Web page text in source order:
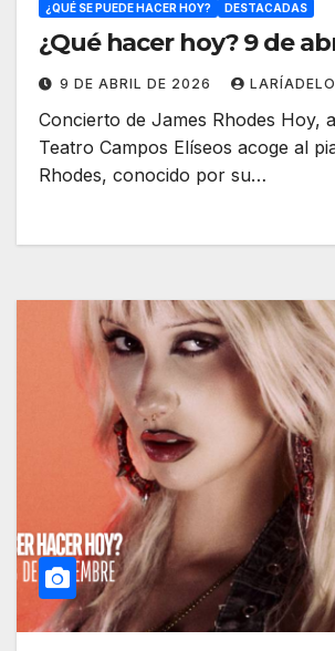
¿QUÉ SE PUEDE HACER HOY? DESTACADAS
¿Qué hacer hoy? 9 de
9 DE ABRIL DE 2026
Concierto de James Rhodes Hoy,
Teatro Campos Elíseos acoge al
Rhodes, conocido por su…